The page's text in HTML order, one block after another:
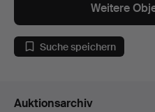
Weitere
Suche speichern
Auktionsarchiv